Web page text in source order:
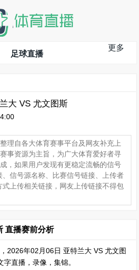
足球直播
更多
大 VS 尤文图斯
理自各大体育赛事平台及网友补充上
事资源为主旨，为广大体育爱好者寻
，如果用户发现有更稳定流畅的信号
信号源名称、比赛信号链接、上传者
上传相关链接，网友上传链接不得包
直播赛前分析
，2026年02月06日 亚特兰大 VS 尤文图
直播，录像，集锦。